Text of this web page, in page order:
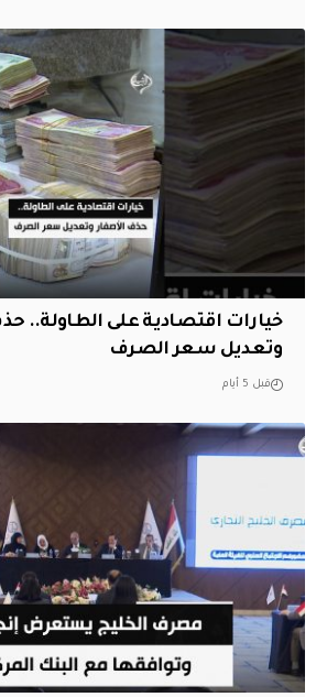
خيارات اقتصادية على الطاولة..
وتعديل سعر الصرف
قبل 5 أيام